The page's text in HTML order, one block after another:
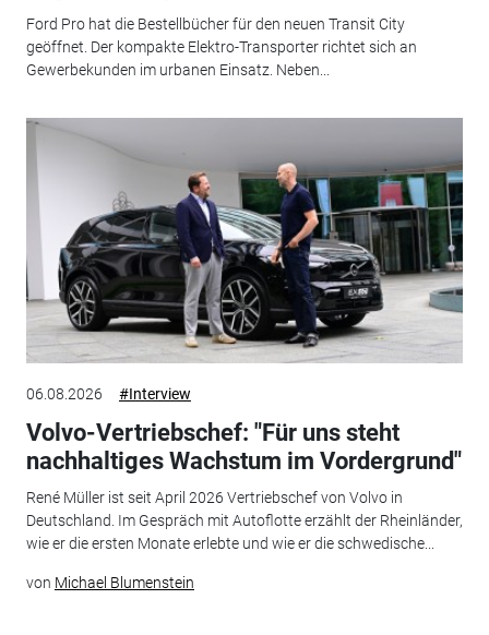
Ford Pro hat die Bestellbücher für den neuen Transit City
geöffnet. Der kompakte Elektro-Transporter richtet sich an
Gewerbekunden im urbanen Einsatz. Neben...
06.08.2026 #Interview
Volvo-Vertriebschef: "Für uns steht
nachhaltiges Wachstum im Vordergrund"
René Müller ist seit April 2026 Vertriebschef von Volvo in
Deutschland. Im Gespräch mit Autoflotte erzählt der Rheinländer,
wie er die ersten Monate erlebte und wie er die schwedische...
von Michael Blumenstein